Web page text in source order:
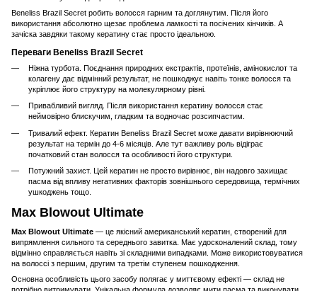
Beneliss Brazil Secret робить волосся гарним та доглянутим. Після його
використання абсолютно щезає проблема ламкості та посічених кінчиків. А
зачіска завдяки такому кератину стає просто ідеальною.
Переваги Beneliss Brazil Secret
Ніжна турбота. Поєднання природних екстрактів, протеїнів, амінокислот та
колагену дає відмінний результат, не пошкоджує навіть тонке волосся та
укріплює його структуру на молекулярному рівні.
Привабливий вигляд. Після використання кератину волосся стає
неймовірно блискучим, гладким та водночас розсипчастим.
Тривалий ефект. Кератин Beneliss Brazil Secret може давати вирівнюючий
результат на термін до 4-6 місяців. Але тут важливу роль відіграє
початковий стан волосся та особливості його структури.
Потужний захист. Цей кератин не просто вирівнює, він надовго захищає
пасма від впливу негативних факторів зовнішнього середовища, термічних
ушкоджень тощо.
Max Blowout Ultimate
Max Blowout Ultimate — це якісний американський кератин, створений для
випрямлення сильного та середнього завитка. Має удосконалений склад, тому
відмінно справляється навіть зі складними випадками. Може використовуватися
на волоссі з першим, другим та третім ступенем пошкодження.
Основна особливість цього засобу полягає у миттєвому ефекті — склад не